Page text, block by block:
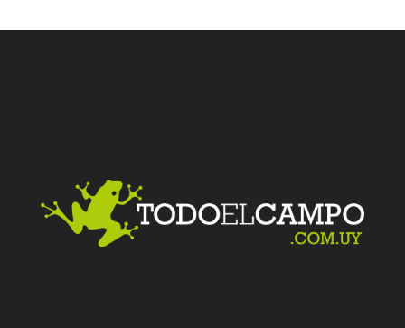
Facebook